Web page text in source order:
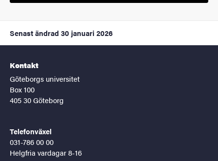
Senast ändrad 30 januari 2026
Kontakt
Göteborgs universitet
Box 100
405 30 Göteborg
Telefonväxel
031-786 00 00
Helgfria vardagar 8-16